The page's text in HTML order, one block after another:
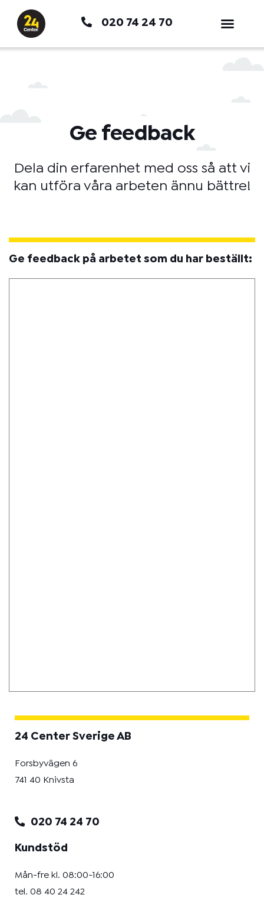
innehåll
020 74 24 70
Ge feedback
Dela din erfarenhet med oss så att vi
kan utföra våra arbeten ännu bättre!
Ge feedback på arbetet som du har beställt:
24 Center Sverige AB
Forsbyvägen 6
741 40 Knivsta
020 74 24 70
Kundstöd
Mån-fre kl. 08:00-16:00
tel. 08 40 24 242